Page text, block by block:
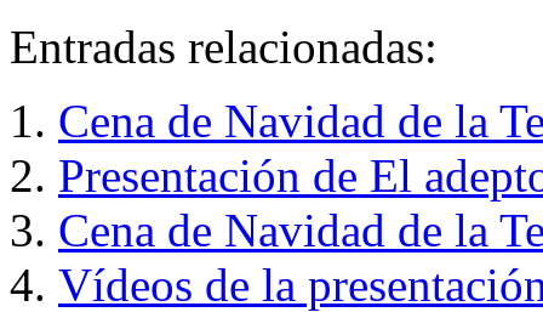
Entradas relacionadas:
Cena de Navidad de la
Presentación de El
Cena de Navidad de la
Vídeos de la